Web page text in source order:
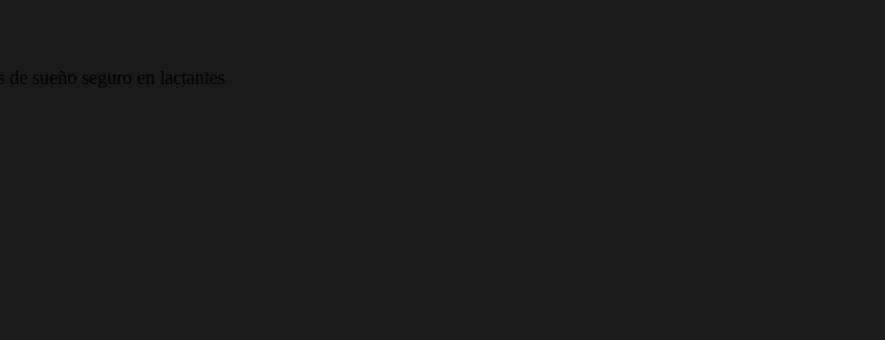
sueño seguro en lactantes